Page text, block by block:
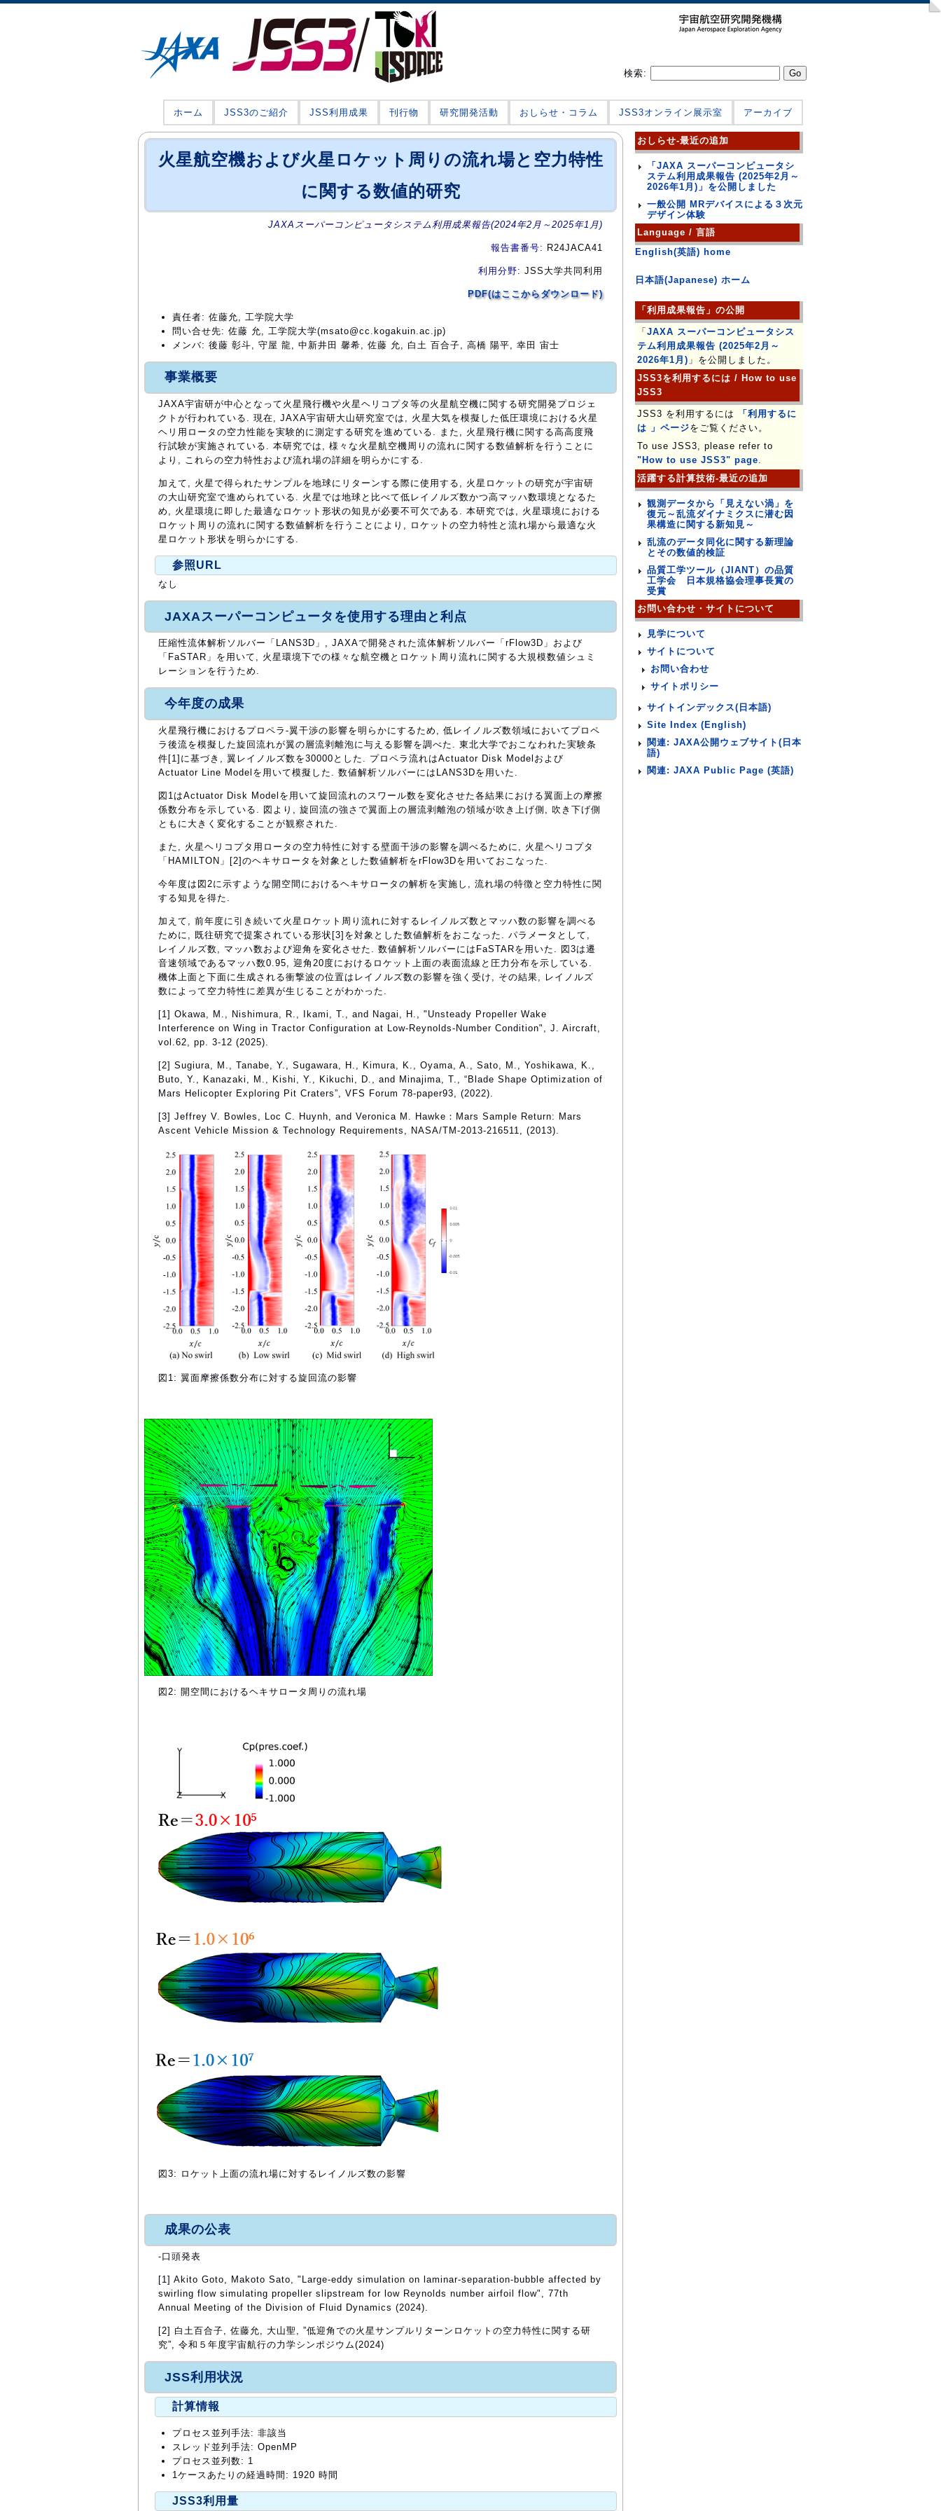
検索:
ホーム JSS3のご紹介 JSS利用成果 刊行物 研究開発活動 おしらせ・コラム JSS3オンライン展示室 アーカイブ
火星航空機および火星ロケット周りの流れ場と空力特性
に関する数値的研究
JAXAスーパーコンピュータシステム利用成果報告(2024年2月～2025年1月)
報告書番号: R24JACA41
利用分野: JSS大学共同利用
PDF(はここからダウンロード)
責任者: 佐藤允, 工学院大学
問い合せ先: 佐藤 允, 工学院大学(msato@cc.kogakuin.ac.jp)
メンバ: 後藤 彰斗, 守屋 龍, 中新井田 馨希, 佐藤 允, 白土 百合子, 高橋 陽平, 幸田 宙士
事業概要
JAXA宇宙研が中心となって火星飛行機や火星ヘリコプタ等の火星航空機に関する研究開発プロジェ
クトが行われている. 現在, JAXA宇宙研大山研究室では, 火星大気を模擬した低圧環境における火星
ヘリ用ロータの空力性能を実験的に測定する研究を進めている. また, 火星飛行機に関する高高度飛
行試験が実施されている. 本研究では, 様々な火星航空機周りの流れに関する数値解析を行うことに
より, これらの空力特性および流れ場の詳細を明らかにする.
加えて, 火星で得られたサンプルを地球にリターンする際に使用する, 火星ロケットの研究が宇宙研
の大山研究室で進められている. 火星では地球と比べて低レイノルズ数かつ高マッハ数環境となるた
め, 火星環境に即した最適なロケット形状の知見が必要不可欠である. 本研究では, 火星環境における
ロケット周りの流れに関する数値解析を行うことにより, ロケットの空力特性と流れ場から最適な火
星ロケット形状を明らかにする.
参照URL
なし
JAXAスーパーコンピュータを使用する理由と利点
圧縮性流体解析ソルバー「LANS3D」, JAXAで開発された流体解析ソルバー「rFlow3D」および
「FaSTAR」を用いて, 火星環境下での様々な航空機とロケット周り流れに関する大規模数値シュミ
レーションを行うため.
今年度の成果
火星飛行機におけるプロペラ-翼干渉の影響を明らかにするため, 低レイノルズ数領域においてプロペ
ラ後流を模擬した旋回流れが翼の層流剥離泡に与える影響を調べた. 東北大学でおこなわれた実験条
件[1]に基づき, 翼レイノルズ数を30000とした. プロペラ流れはActuator Disk Modelおよび
Actuator Line Modelを用いて模擬した. 数値解析ソルバーにはLANS3Dを用いた.
図1はActuator Disk Modelを用いて旋回流れのスワール数を変化させた各結果における翼面上の摩擦
係数分布を示している. 図より, 旋回流の強さで翼面上の層流剥離泡の領域が吹き上げ側, 吹き下げ側
ともに大きく変化することが観察された.
また, 火星ヘリコプタ用ロータの空力特性に対する壁面干渉の影響を調べるために, 火星ヘリコプタ
「HAMILTON」[2]のヘキサロータを対象とした数値解析をrFlow3Dを用いておこなった.
今年度は図2に示すような開空間におけるヘキサロータの解析を実施し, 流れ場の特徴と空力特性に関
する知見を得た.
加えて, 前年度に引き続いて火星ロケット周り流れに対するレイノルズ数とマッハ数の影響を調べる
ために, 既往研究で提案されている形状[3]を対象とした数値解析をおこなった. パラメータとして,
レイノルズ数, マッハ数および迎角を変化させた. 数値解析ソルバーにはFaSTARを用いた. 図3は遷
音速領域であるマッハ数0.95, 迎角20度におけるロケット上面の表面流線と圧力分布を示している.
機体上面と下面に生成される衝撃波の位置はレイノルズ数の影響を強く受け, その結果, レイノルズ
数によって空力特性に差異が生じることがわかった.
[1] Okawa, M., Nishimura, R., Ikami, T., and Nagai, H., "Unsteady Propeller Wake
Interference on Wing in Tractor Configuration at Low-Reynolds-Number Condition", J. Aircraft,
vol.62, pp. 3-12 (2025).
[2] Sugiura, M., Tanabe, Y., Sugawara, H., Kimura, K., Oyama, A., Sato, M., Yoshikawa, K.,
Buto, Y., Kanazaki, M., Kishi, Y., Kikuchi, D., and Minajima, T., “Blade Shape Optimization of
Mars Helicopter Exploring Pit Craters”, VFS Forum 78-paper93, (2022).
[3] Jeffrey V. Bowles, Loc C. Huynh, and Veronica M. Hawke：Mars Sample Return: Mars
Ascent Vehicle Mission & Technology Requirements, NASA/TM-2013-216511, (2013).
図1: 翼面摩擦係数分布に対する旋回流の影響
図2: 開空間におけるヘキサロータ周りの流れ場
図3: ロケット上面の流れ場に対するレイノルズ数の影響
成果の公表
-口頭発表
[1] Akito Goto, Makoto Sato, "Large-eddy simulation on laminar-separation-bubble affected by
swirling flow simulating propeller slipstream for low Reynolds number airfoil flow", 77th
Annual Meeting of the Division of Fluid Dynamics (2024).
[2] 白土百合子, 佐藤允, 大山聖, ”低迎角での火星サンプルリターンロケットの空力特性に関する研
究”, 令和５年度宇宙航行の力学シンポジウム(2024)
JSS利用状況
計算情報
プロセス並列手法: 非該当
スレッド並列手法: OpenMP
プロセス並列数: 1
1ケースあたりの経過時間: 1920 時間
JSS3利用量
おしらせ-最近の追加
「JAXA スーパーコンピュータシ
ステム利用成果報告 (2025年2月～
2026年1月)」を公開しました
一般公開 MRデバイスによる３次元
デザイン体験
Language / 言語
English(英語) home
日本語(Japanese) ホーム
「利用成果報告」の公開
「 JAXA スーパーコンピュータシス
テム利用成果報告 (2025年2月～
2026年1月) 」を公開しました。
JSS3を利用するには / How to use
JSS3
JSS3 を利用するには
「利用するに
は 」ページをご覧ください。
To use JSS3, please refer to
"How to use JSS3" page.
活躍する計算技術-最近の追加
観測データから「見えない渦」を
復元～乱流ダイナミクスに潜む因
果構造に関する新知見～
乱流のデータ同化に関する新理論
とその数値的検証
品質工学ツール（JIANT）の品質
工学会 日本規格協会理事長賞の
受賞
お問い合わせ・サイトについて
見学について
サイトについて
お問い合わせ
サイトポリシー
サイトインデックス(日本語)
Site Index (English)
関連: JAXA公開ウェブサイト(日本
語)
関連: JAXA Public Page (英語)